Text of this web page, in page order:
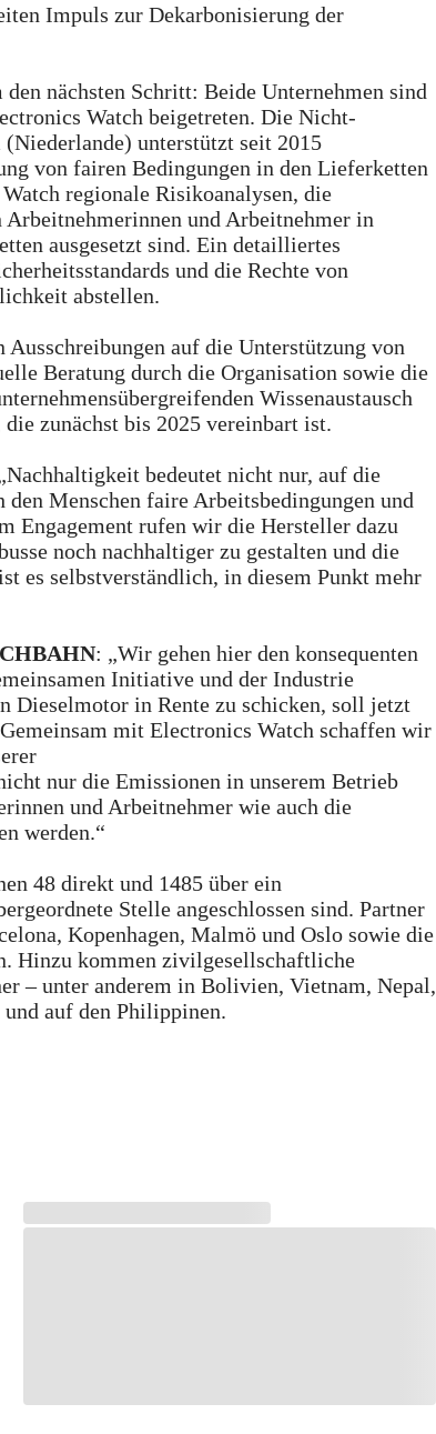
Impuls zur Dekarbonisierung der
nächsten Schritt: Beide Unternehmen sind
Watch beigetreten. Die Nicht-
unterstützt seit 2015
von fairen Bedingungen in den Lieferketten
regionale Risikoanalysen, die
und Arbeitnehmer in
ausgesetzt sind. Ein detailliertes
und die Rechte von
abstellen.
auf die Unterstützung von
Beratung durch die Organisation sowie die
Wissenaustausch
zunächst bis 2025 vereinbart ist.
bedeutet nicht nur, auf die
Menschen faire Arbeitsbedingungen und
Engagement rufen wir die Hersteller dazu
noch nachhaltiger zu gestalten und die
es selbstverständlich, in diesem Punkt mehr
: „Wir gehen hier den konsequenten
Initiative und der Industrie
Dieselmotor in Rente zu schicken, soll jetzt
mit Electronics Watch schaffen wir
nur die Emissionen in unserem Betrieb
und Arbeitnehmer wie auch die
werden.“
48 direkt und 1485 über ein
Stelle angeschlossen sind. Partner
Kopenhagen, Malmö und Oslo sowie die
Hinzu kommen zivilgesellschaftliche
– unter anderem in Bolivien, Vietnam, Nepal,
auf den Philippinen.